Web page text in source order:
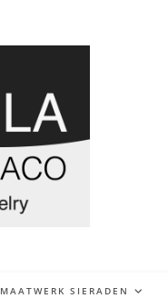
MAATWERK SIERADEN